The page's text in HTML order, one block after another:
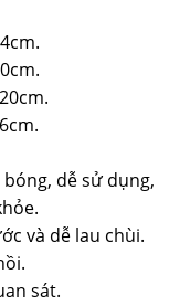
dễ sử dụng,
và dễ lau chùi.
sát.